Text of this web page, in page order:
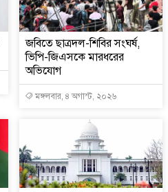
জবিতে ছাত্রদল-শিবির সংঘর্ষ,
ভিপি-জিএসকে মারধরের
অভিযোগ
মঙ্গলবার, ৪ অগাস্ট, ২০২৬